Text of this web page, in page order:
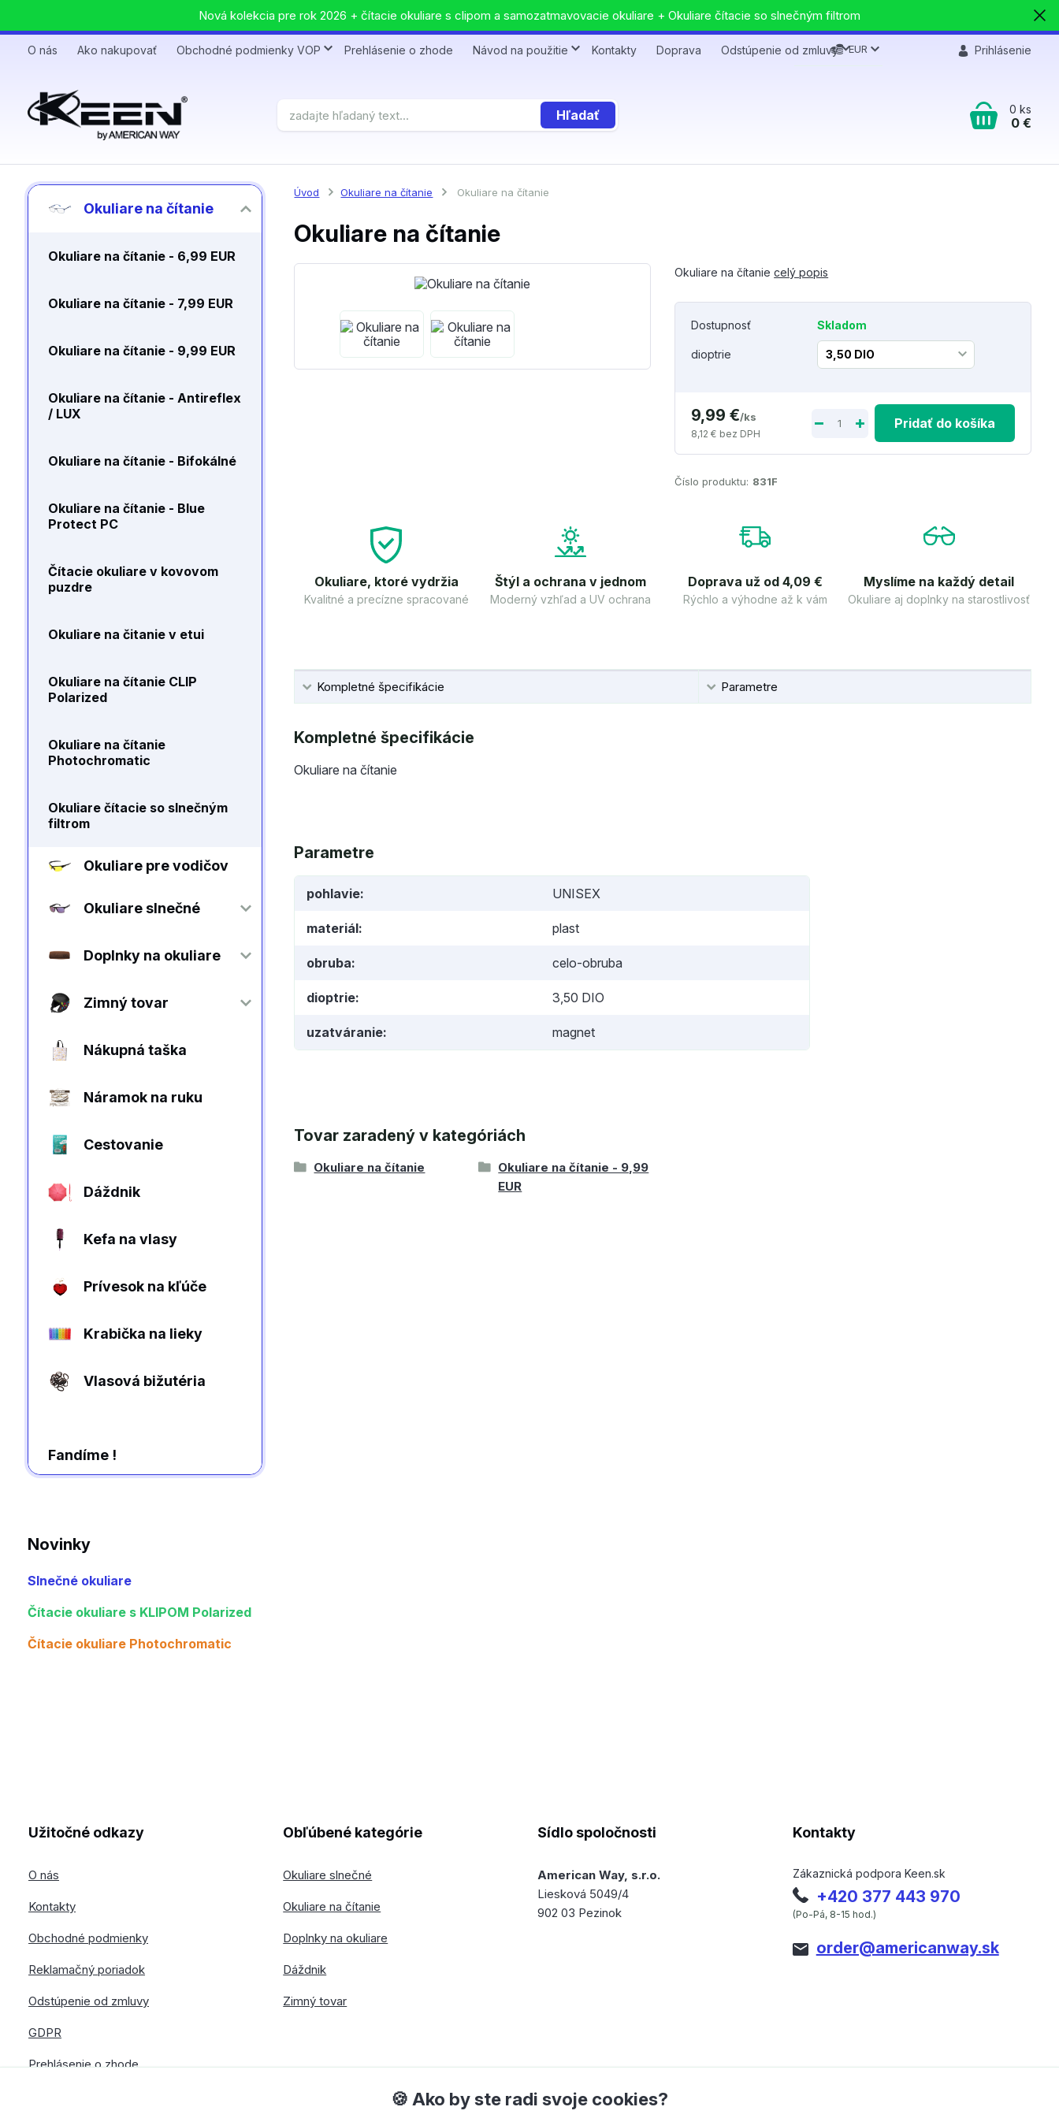
Nová kolekcia pre rok 2026 + čítacie okuliare s clipom a samozatmavovacie okuliare + Okuliare čítacie so slnečným filtrom
O nás Ako nakupovať Obchodné podmienky VOP Prehlásenie o zhode Návod na použitie Kontakty Doprava Odstúpenie od zmluvy EUR Prihlásenie
Hľadať 0 ks
0 €
Okuliare na čítanie
Okuliare na čítanie - 6,99 EUR
Okuliare na čítanie - 7,99 EUR
Okuliare na čítanie - 9,99 EUR
Okuliare na čítanie - Antireflex
/ LUX
Okuliare na čítanie - Bifokálné
Okuliare na čítanie - Blue
Protect PC
Čítacie okuliare v kovovom
puzdre
Okuliare na čitanie v etui
Okuliare na čítanie CLIP
Polarized
Okuliare na čítanie
Photochromatic
Okuliare čítacie so slnečným
filtrom
Okuliare pre vodičov
Okuliare slnečné
Doplnky na okuliare
Zimný tovar
Nákupná taška
Náramok na ruku
Cestovanie
Dáždnik
Kefa na vlasy
Prívesok na kľúče
Krabička na lieky
Vlasová bižutéria
Fandíme !
Novinky
Slnečné okuliare
Čítacie okuliare s KLIPOM Polarized
Čítacie okuliare Photochromatic
Úvod Okuliare na čítanie Okuliare na čítanie
Okuliare na čítanie
Okuliare na čítaniecelý popis
Dostupnosť Skladom
dioptrie
9,99 €/ks
8,12 € bez DPH
Pridať do košíka
Číslo produktu: 831F
Okuliare, ktoré vydržia
Kvalitné a precízne spracované
Štýl a ochrana v jednom
Moderný vzhľad a UV ochrana
Doprava už od 4,09 €
Rýchlo a výhodne až k vám
Myslíme na každý detail
Okuliare aj doplnky na starostlivosť
Kompletné špecifikácie Parametre
Kompletné špecifikácie
Okuliare na čítanie
Parametre
pohlavie UNISEX
materiál plast
obruba celo-obruba
dioptrie 3,50 DIO
uzatváranie magnet
Tovar zaradený v kategóriách
Okuliare na čítanie
Okuliare na čítanie - 9,99
EUR
Užitočné odkazy
O nás
Kontakty
Obchodné podmienky
Reklamačný poriadok
Odstúpenie od zmluvy
GDPR
Prehlásenie o zhode
Obľúbené kategórie
Okuliare slnečné
Okuliare na čítanie
Doplnky na okuliare
Dáždnik
Zimný tovar
Sídlo spoločnosti
American Way, s.r.o.
Liesková 5049/4
902 03 Pezinok
Kontakty
Zákaznická podpora Keen.sk
+420 377 443 970
(Po-Pá, 8-15 hod.)
order@americanway.sk
🍪 Ako by ste radi svoje cookies?